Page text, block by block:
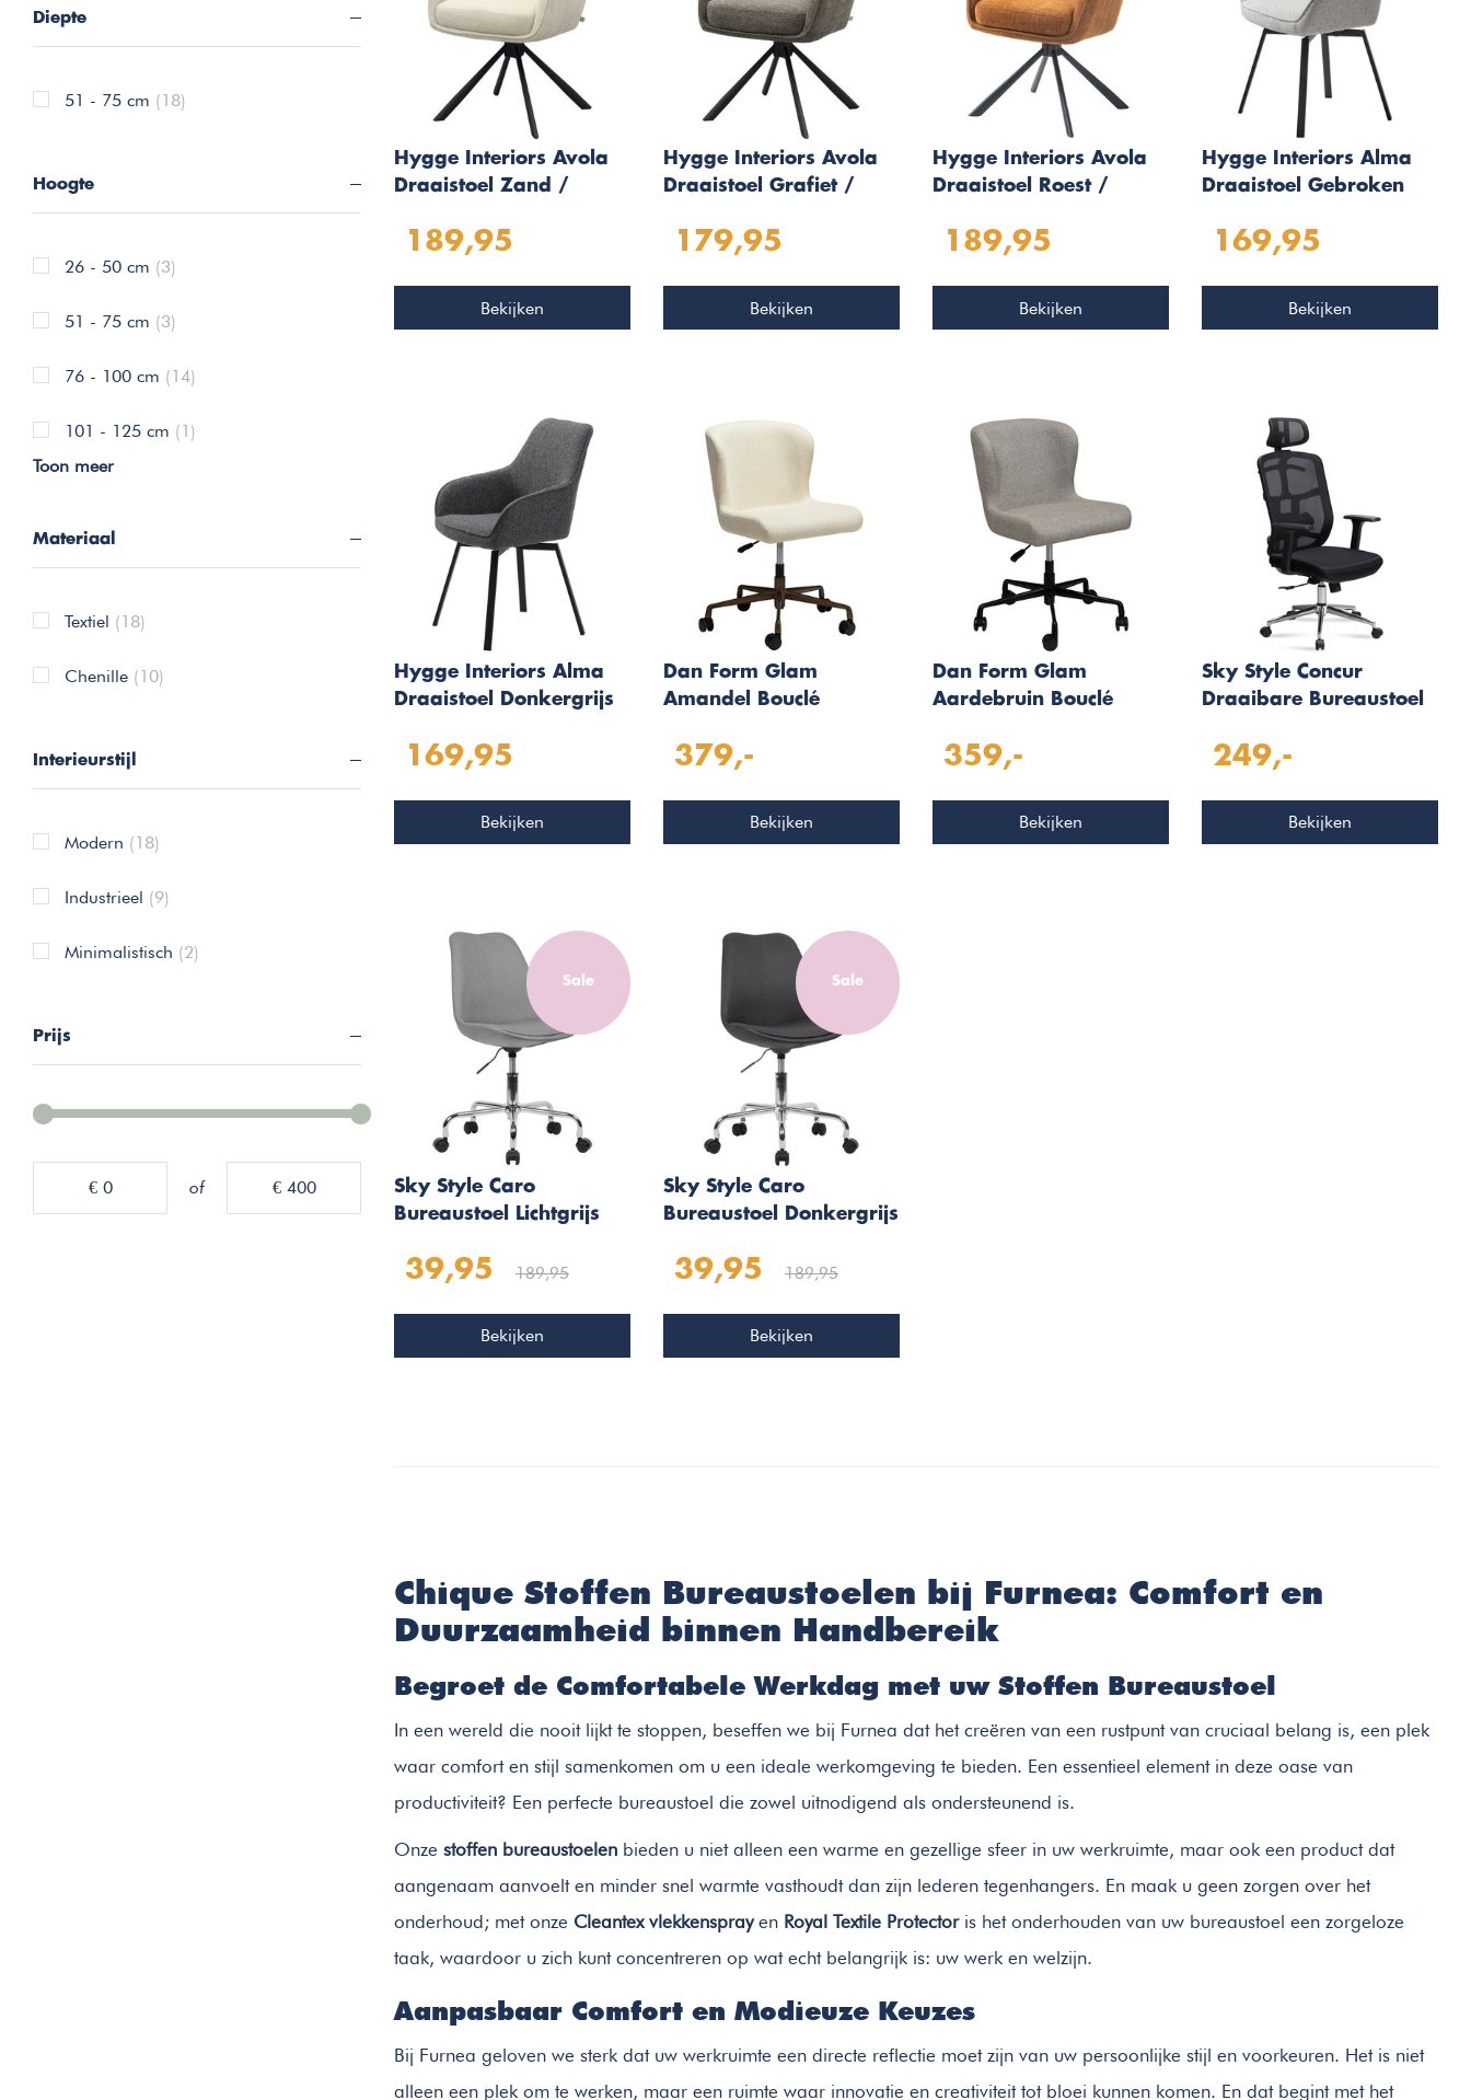
Diepte
51 - 75 cm (18)
Hoogte
26 - 50 cm (3)
51 - 75 cm (3)
76 - 100 cm (14)
101 - 125 cm (1)
Toon meer
Materiaal
Textiel (18)
Chenille (10)
Interieurstijl
Modern (18)
Industrieel (9)
Minimalistisch (2)
Prijs
€ 0 of € 400
Hygge Interiors Avola
Draaistoel Zand /
189,95
Bekijken
Hygge Interiors Avola
Draaistoel Grafiet /
179,95
Bekijken
Hygge Interiors Avola
Draaistoel Roest /
189,95
Bekijken
Hygge Interiors Alma
Draaistoel Gebroken
169,95
Bekijken
Hygge Interiors Alma
Draaistoel Donkergrijs
169,95
Bekijken
Dan Form Glam
Amandel Bouclé
379,-
Bekijken
Dan Form Glam
Aardebruin Bouclé
359,-
Bekijken
Sky Style Concur
Draaibare Bureaustoel
249,-
Bekijken
Sale
Sky Style Caro
Bureaustoel Lichtgrijs
39,95 189,95
Bekijken
Sale
Sky Style Caro
Bureaustoel Donkergrijs
39,95 189,95
Bekijken
Chique Stoffen Bureaustoelen bij Furnea: Comfort en
Duurzaamheid binnen Handbereik
Begroet de Comfortabele Werkdag met uw Stoffen Bureaustoel
In een wereld die nooit lijkt te stoppen, beseffen we bij Furnea dat het creëren van een rustpunt van cruciaal belang is, een plek
waar comfort en stijl samenkomen om u een ideale werkomgeving te bieden. Een essentieel element in deze oase van
productiviteit? Een perfecte bureaustoel die zowel uitnodigend als ondersteunend is.
Onze stoffen bureaustoelen bieden u niet alleen een warme en gezellige sfeer in uw werkruimte, maar ook een product dat
aangenaam aanvoelt en minder snel warmte vasthoudt dan zijn lederen tegenhangers. En maak u geen zorgen over het
onderhoud; met onze Cleantex vlekkensprayen Royal Textile Protectoris het onderhouden van uw bureaustoel een zorgeloze
taak, waardoor u zich kunt concentreren op wat echt belangrijk is: uw werk en welzijn.
Aanpasbaar Comfort en Modieuze Keuzes
Bij Furnea geloven we sterk dat uw werkruimte een directe reflectie moet zijn van uw persoonlijke stijl en voorkeuren. Het is niet
alleen een plek om te werken, maar een ruimte waar innovatie en creativiteit tot bloei kunnen komen. En dat begint met het